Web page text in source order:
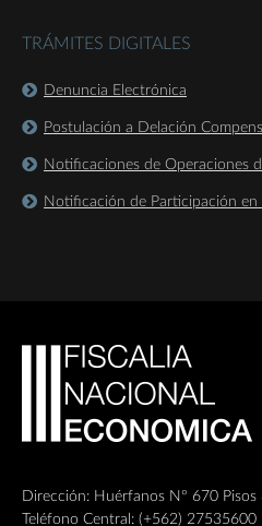
TRÁMITES DIGITALES
Denuncia Electrónica
Postulación a Delación
Notificaciones de Operaciones
Notificación de Participación en
Dirección: Huérfanos Nº 670 Pisos
Teléfono Central: (+562) 27535600